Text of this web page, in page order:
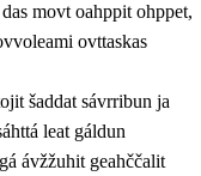
movt oahppit ohppet,
ovttaskas
šaddat sávrribun ja
leat gáldun
ávžžuhit geahččalit